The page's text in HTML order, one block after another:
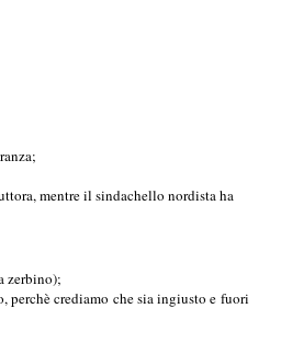
, mentre il sindachello nordista ha
zerbino);
perchècrediamo che sia ingiusto e fuori